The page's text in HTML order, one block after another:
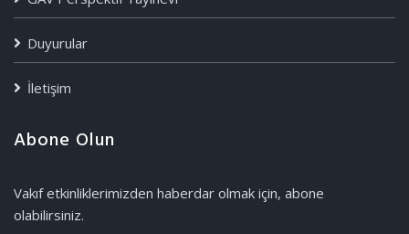
Duyurular
İletişim
Abone Olun
Vakıf etkinliklerimizden haberdar olmak için, abone
olabilirsiniz.